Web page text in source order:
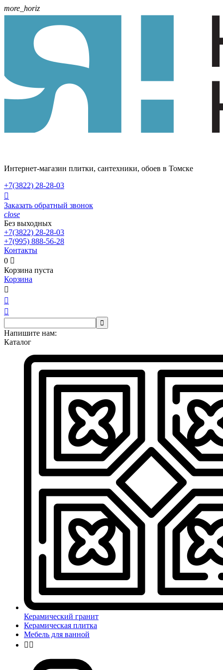
more_horiz
Интернет-магазин плитки, сантехники, обоев в Томске
+7(3822) 28-28-03

Заказать обратный звонок
close
Без выходных
+7(3822) 28-28-03
+7(995) 888-56-28
Контакты
0 
Корзина пуста
Корзина




Напишите нам:
Каталог
Керамический гранит
Керамическая плитка
Мебель для ванной
 